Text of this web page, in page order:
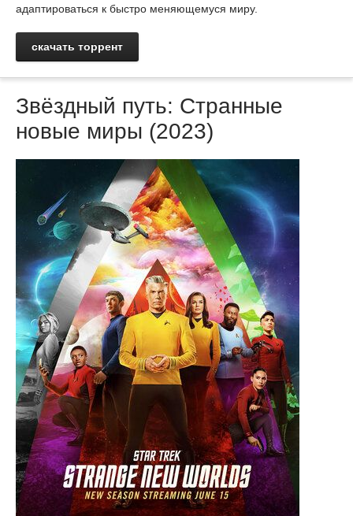
адаптироваться к быстро меняющемуся миру.
скачать торрент
Звёздный путь: Странные
новые миры (2023)